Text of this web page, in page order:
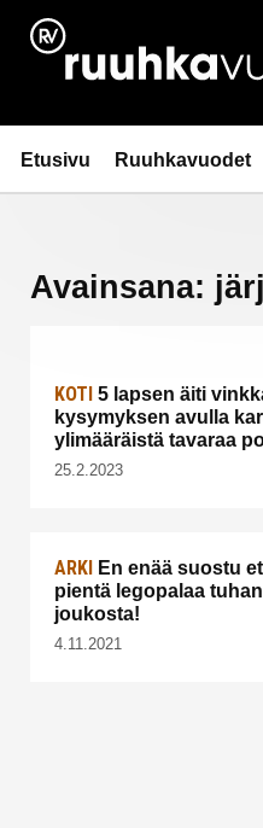
Siirry
sisältöön
Ruuhkavuodet.fi
Etusivu Ruuhkavuodet
Avainsana:
KOTI 5 lapsen äiti
kysymyksen avulla
ylimääräistä tavaraa
25.2.2023
ARKI
En enää suostu
pientä legopalaa
joukosta!
4.11.2021